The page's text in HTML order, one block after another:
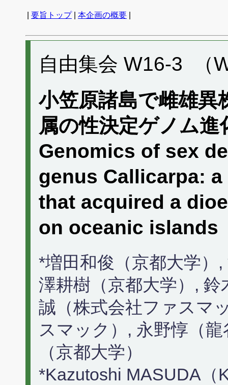
要旨トップ| 本企画の概要
自由集会 W16-3 （
小笠原諸島で雌雄異
属の性決定ゲノム進
Genomics of sex
genus Callicarpa:
that acquired a
on oceanic islands
*増田和俊（京都大学）
澤耕樹（京都大学）,
誠（株式会社ファスマ
スマック）, 永野惇（
（京都大学）
*Kazutoshi MASUDA（